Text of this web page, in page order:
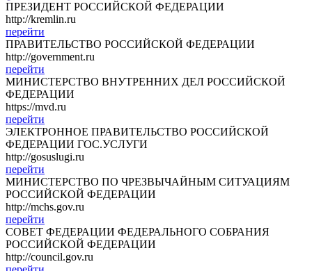
ПРЕЗИДЕНТ РОССИЙСКОЙ ФЕДЕРАЦИИ
http://kremlin.ru
перейти
ПРАВИТЕЛЬСТВО РОССИЙСКОЙ ФЕДЕРАЦИИ
http://government.ru
перейти
МИНИСТЕРСТВО ВНУТРЕННИХ ДЕЛ РОССИЙСКОЙ
ФЕДЕРАЦИИ
https://mvd.ru
перейти
ЭЛЕКТРОННОЕ ПРАВИТЕЛЬСТВО РОССИЙСКОЙ
ФЕДЕРАЦИИ ГОС.УСЛУГИ
http://gosuslugi.ru
перейти
МИНИСТЕРСТВО ПО ЧРЕЗВЫЧАЙНЫМ СИТУАЦИЯМ
РОССИЙСКОЙ ФЕДЕРАЦИИ
http://mchs.gov.ru
перейти
СОВЕТ ФЕДЕРАЦИИ ФЕДЕРАЛЬНОГО СОБРАНИЯ
РОССИЙСКОЙ ФЕДЕРАЦИИ
http://council.gov.ru